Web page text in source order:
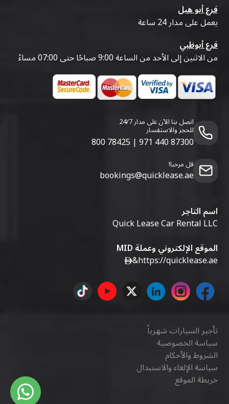
فرع أبو هيل
يعمل على مدار 24 ساعة
فرع أبوظبي
من الاثنين إلى الأحد من الساعة 9:00 صباحًا حتى 07:00 مساءً
اتصل بنا الآن على مدار 24/7
للحجز والاستفسار
800 78425 | 971 440 87300
قل مرحبا!
bookings@quicklease.ae
اسم التاجر
Quick Lease Car Rental LLC
الموقع الإلكتروني وعملة MID
https://quicklease.ae
&
تأجير السيارات شهرياً
سياسة الخصوصية
الشروط والأحكام
سياسة الإلغاء والاستبدال
خريطة الموقع